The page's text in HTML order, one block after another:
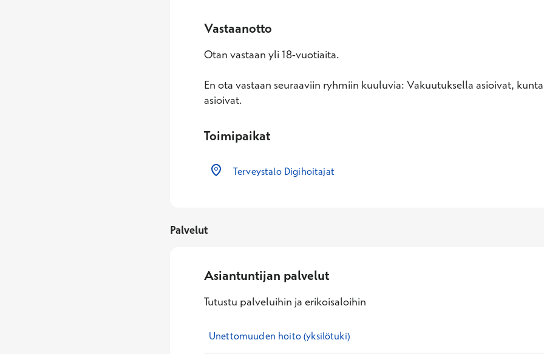
Vastaanotto
Otan vastaan yli 18-vuotiaita.
En ota vastaan seuraaviin ryhmiin kuuluvia: Vakuutuksella asioivat,
asioivat.
Toimipaikat
Terveystalo Digihoitajat
Palvelut
Asiantuntijan palvelut
Tutustu palveluihin ja erikoisaloihin
Unettomuuden hoito (yksilötuki)